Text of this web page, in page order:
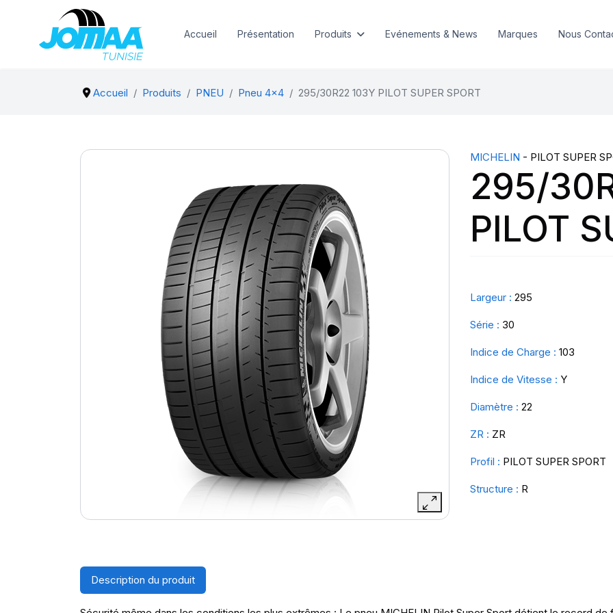
Accueil Présentation Produits Evénements & News Marques Nous
Accueil Produits PNEU Pneu 4x4 295/30R22 103Y PILOT SUPER SPORT
MICHELIN - PILOT SUPER
295/
PILOT
Largeur : 295
Série : 30
Indice de Charge : 103
Indice de Vitesse : Y
Diamètre : 22
ZR : ZR
Profil : PILOT SUPER SPORT
Structure : R
Description du produit